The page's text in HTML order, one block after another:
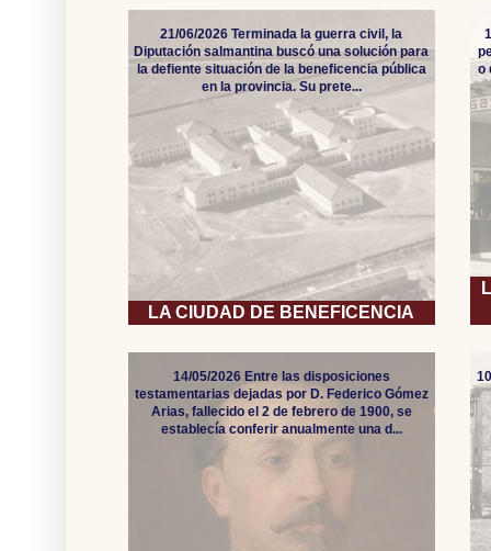
LA CIUDAD DE BENEFICENCIA
21/06/2026 Terminada la guerra civil, la
Diputación salmantina buscó una solución para
la defiente situación de la beneficencia pública
en la provincia. Su prete...
o
14/05/2026 Entre las disposiciones
testamentarias dejadas por D. Federico Gómez
Arias, fallecido el 2 de febrero de 1900, se
establecía conferir anualmente una d...